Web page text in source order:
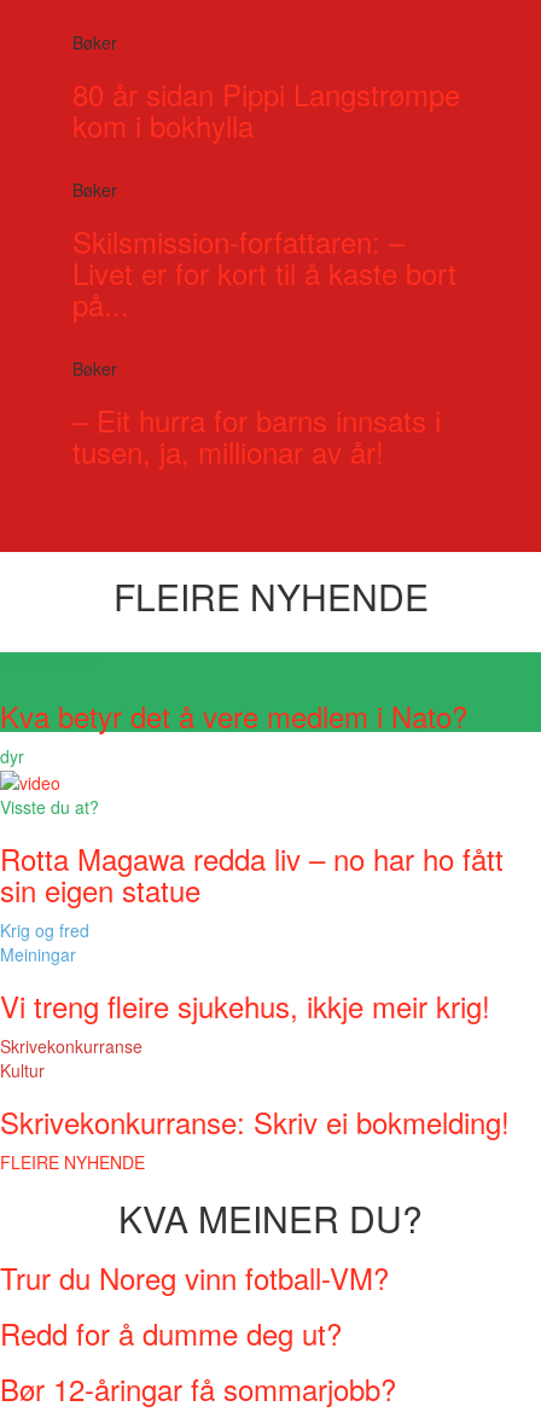
Bøker
80 år sidan Pippi Langstrømpe
kom i bokhylla
Bøker
Skilsmission-forfattaren: –
Livet er for kort til å kaste bort
på...
Bøker
– Eit hurra for barns innsats i
tusen, ja, millionar av år!
FLEIRE NYHENDE
Kva betyr det å vere medlem i Nato?
dyr
Visste du at?
Rotta Magawa redda liv – no har ho fått
sin eigen statue
Krig og fred
Meiningar
Vi treng fleire sjukehus, ikkje meir krig!
Skrivekonkurranse
Kultur
Skrivekonkurranse: Skriv ei bokmelding!
FLEIRE NYHENDE
KVA MEINER DU?
Trur du Noreg vinn fotball-VM?
Redd for å dumme deg ut?
Bør 12-åringar få sommarjobb?